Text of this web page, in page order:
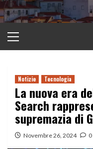
principale
Notizie Tecnologia
La nuova era
Search
supremazia di
Novembre 26, 2024 0